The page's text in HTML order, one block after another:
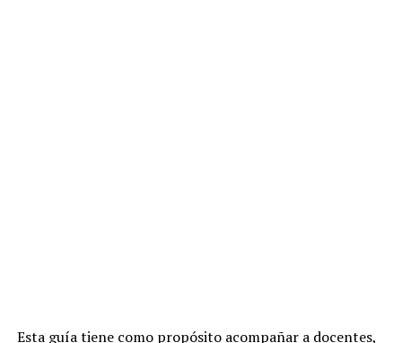
Esta guía tiene como propósito acompañar a docentes,